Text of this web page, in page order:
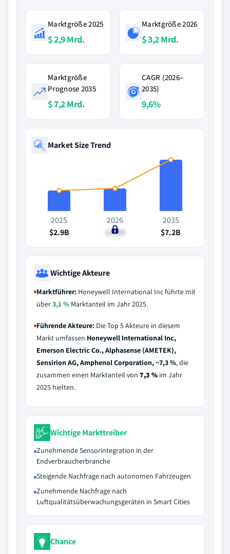
Marktgröße 2025
$ 2,9 Mrd.
Marktgröße 2026
$ 3,2 Mrd.
Marktgröße
Prognose 2035
$ 7,2 Mrd.
CAGR (2026–
2035)
9,6%
Market Size Trend
2025
$2.9B
2026
$3.2B
2035
$7.2B
Wichtige Akteure
Marktführer: Honeywell International Inc führte mit
über3,1 % Marktanteil im Jahr 2025.
Führende Akteure: Die Top 5 Akteure in diesem
Markt umfassen Honeywell International Inc,
Emerson Electric Co., Alphasense (AMETEK),
Sensirion AG, Amphenol Corporation, ~7,3 %, die
zusammen einen Marktanteil von 7,3 % im Jahr
2025 hielten.
Wichtige Markttreiber
Zunehmende Sensorintegration in der
Endverbraucherbranche
Steigende Nachfrage nach autonomen Fahrzeugen
Zunehmende Nachfrage nach
Luftqualitätsüberwachungsgeräten in Smart Cities
Chance